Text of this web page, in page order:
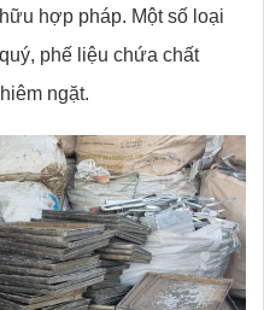
hợp pháp. Một số loại
phế liệu chứa chất
ngặt.